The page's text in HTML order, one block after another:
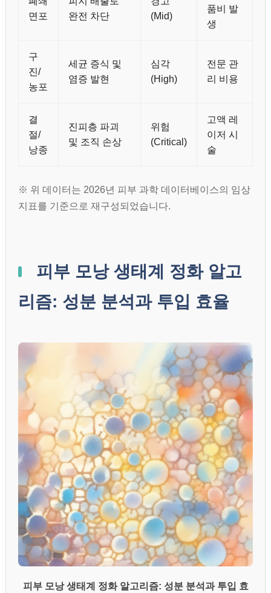
면포
완전 차단
(Mid)
품비 발
생
구
진/
농포
세균 증식 및
염증 발현
심각
(High)
전문 관
리 비용
결
절/
낭종
진피층 파괴
및 조직 손상
위험
(Critical)
고액 레
이저 시
술
※ 위 데이터는 2026년 피부 과학 데이터베이스의 임상
지표를 기준으로 재구성되었습니다.
피부 모낭 생태계 정화 알고
리즘: 성분 분석과 투입 효율
피부 모낭 생태계 정화 알고리즘: 성분 분석과 투입 효